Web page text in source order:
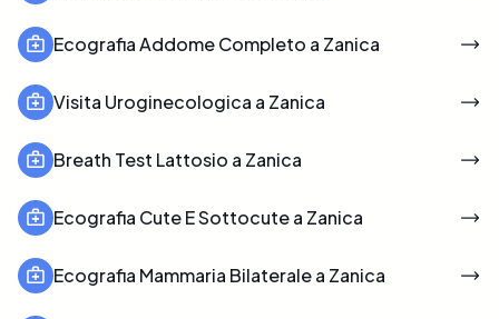
Ecografia Addome Completo a Zanica
Visita Uroginecologica a Zanica
Breath Test Lattosio a Zanica
Ecografia Cute E Sottocute a Zanica
Ecografia Mammaria Bilaterale a Zanica